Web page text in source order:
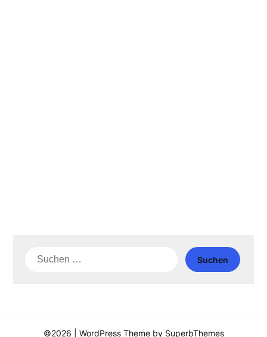
Suche
©2026 | WordPress Theme by SuperbThemes